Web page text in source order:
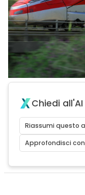
Chiedi all'AI
Riassumi questo
Approfondisci